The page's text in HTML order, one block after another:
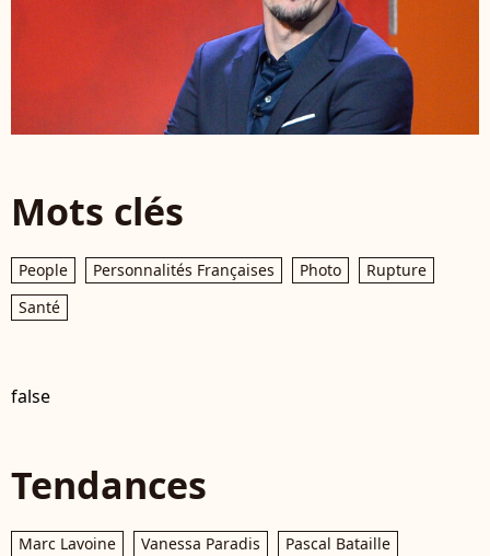
Mots clés
People Personnalités Françaises Photo
Rupture
Santé
false
Tendances
Marc Lavoine Vanessa Paradis
Pascal Bataille